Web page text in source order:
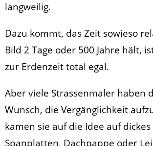
langweilig.
Dazu kommt, das Zeit sowieso
Bild 2 Tage oder 500 Jahre hält,
zur Erdenzeit total egal.
Aber viele Strassenmaler haben
Wunsch, die Vergänglichkeit
kamen sie auf die Idee auf dickes
Spanplatten, Dachpappe oder